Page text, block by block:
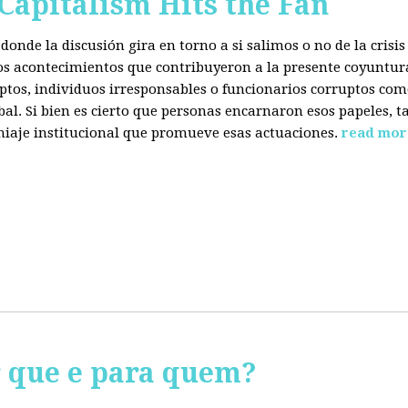
la discusión gira en torno a si salimos o no de la
acontecimientos que contribuyeron a la presente
individuos irresponsables o funcionarios corruptos
Si bien es cierto que personas encarnaron esos papeles,
institucional que promueve esas actuaciones. read
e para quem?